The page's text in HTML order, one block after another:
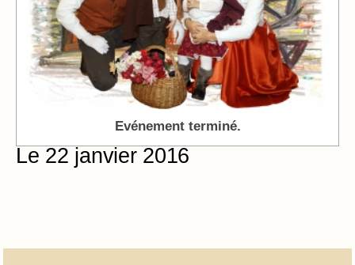
Evénement terminé.
Le 22 janvier 2016